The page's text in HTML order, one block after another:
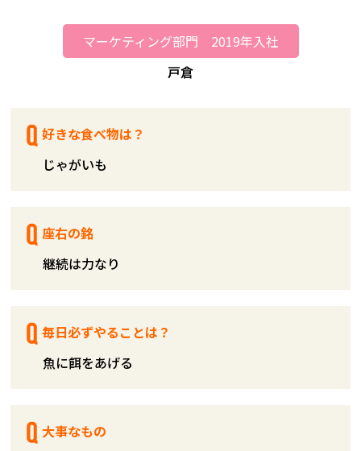
マーケティング部門 2019年入社
好きな食べ物は？
じゃがいも
座右の銘
継続は力なり
毎日必ずやることは？
魚に餌をあげる
大事なもの